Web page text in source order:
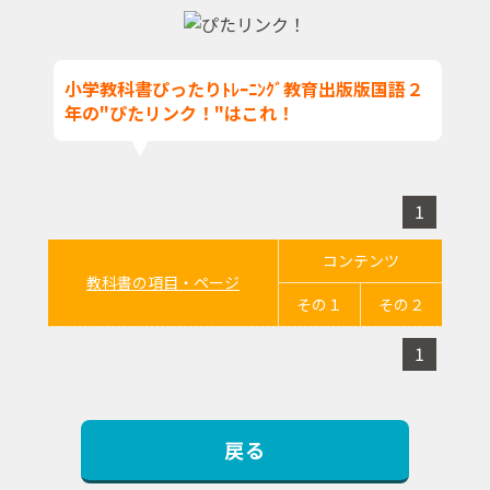
小学教科書ぴったりﾄﾚｰﾆﾝｸﾞ教育出版版国語２
年の"ぴたリンク！"はこれ！
1
教科書の項目・ページ
コンテンツ
その１
その２
1
戻る